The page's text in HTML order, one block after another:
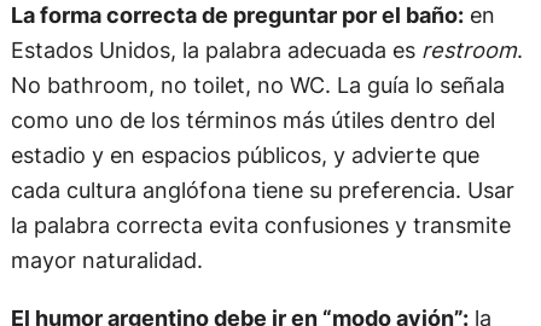
La forma correcta de preguntar por el baño:en
Estados Unidos, la palabra adecuada es restroom.
No bathroom, no toilet, no WC. La guía lo señala
como uno de los términos más útiles dentro del
estadio y en espacios públicos, y advierte que
cada cultura anglófona tiene su preferencia. Usar
la palabra correcta evita confusiones y transmite
mayor naturalidad.
El humor argentino debe ir en “modo avión”:la